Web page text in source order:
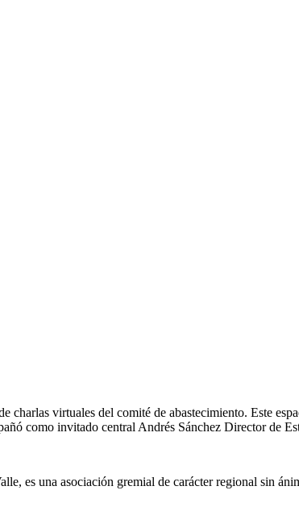
charlas virtuales del comité de abastecimiento. Este
como invitado central Andrés Sánchez Director de
es una asociación gremial de carácter regional sin